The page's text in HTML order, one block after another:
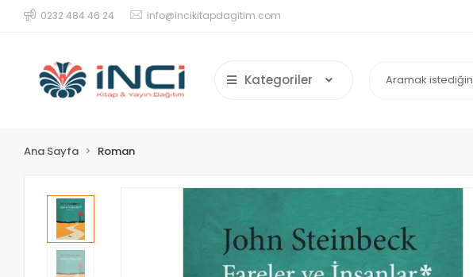
0232 484 46 24 info@incikitapdagitim.com
Kategoriler
Ana Sayfa Roman